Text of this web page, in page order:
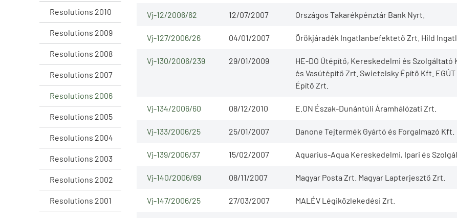
Resolutions 2010
Resolutions 2009
Resolutions 2008
Resolutions 2007
Resolutions 2006
Resolutions 2005
Resolutions 2004
Resolutions 2003
Resolutions 2002
Resolutions 2001
12/07/2007
Vj-12/2006/62 Országos Takarékpénztár Bank Nyrt.
04/01/2007
Vj-127/2006/26 Örökjáradék Ingatlanbefektető Zrt. Hild
29/01/2009
Vj-130/2006/239
HE-DO Útépítő, Kereskedelmi és Szolgáltató
és Vasútépítő Zrt. Swietelsky Építő Kft.
Építő Zrt.
08/12/2010
Vj-134/2006/60 E.ON Észak-Dunántúli Áramhálózati Zrt.
25/01/2007
Vj-133/2006/25 Danone Tejtermék Gyártó és Forgalmazó Kft.
15/02/2007
Vj-139/2006/37 Aquarius-Aqua Kereskedelmi, Ipari és
08/11/2007
Vj-140/2006/69 Magyar Posta Zrt. Magyar Lapterjesztő Zrt.
27/03/2007
Vj-147/2006/25 MALÉV Légiközlekedési Zrt.